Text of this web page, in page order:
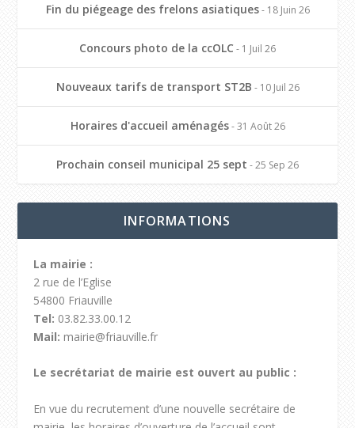
Fin du piégeage des frelons asiatiques- 18 Juin 26
Concours photo de la ccOLC - 1 Juil 26
Nouveaux tarifs de transport ST2B - 10 Juil 26
Horaires d'accueil aménagés- 31 Août 26
Prochain conseil municipal 25 sept - 25 Sep 26
INFORMATIONS
La mairie :
2 rue de l’Eglise
54800 Friauville
Tel: 03.82.33.00.12
Mail: mairie@friauville.fr
Le secrétariat de mairie est ouvert au public :
En vue du recrutement d’une nouvelle secrétaire de